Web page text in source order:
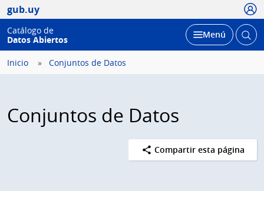
gub.uy
Catálogo de
Datos Abiertos
Desplegar
Menú Abrir
Inicio Conjuntos de Datos
Conjuntos de Datos
Compartir esta página